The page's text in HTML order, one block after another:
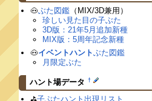
🐽ぶた図鑑 （MIX/3D兼用）
珍しい見た目の子ぶた
3D版：21年5月追加新種
MIX版：5周年記念新種
🐽イベントハントぶた図鑑
月限定ぶた
ハント場データ †
⛳️子ぶたハント出現リスト